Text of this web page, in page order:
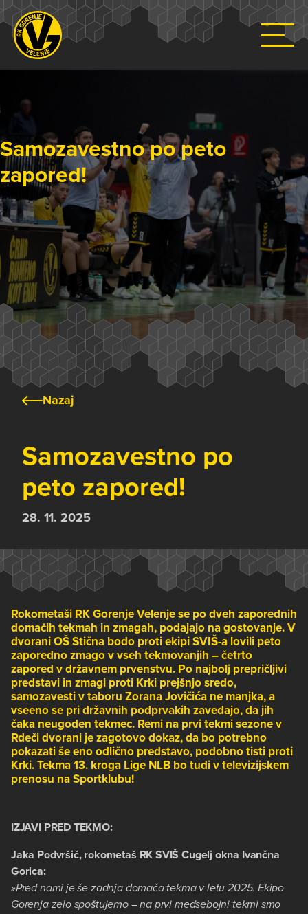
Samozavestno po peto
zapored!
Nazaj
Samozavestno po
peto zapored!
28. 11. 2025
Rokometaši RK Gorenje Velenje se po dveh zaporednih
domačih tekmah in zmagah, podajajo na gostovanje. V
dvorani OŠ Stična bodo proti ekipi SVIŠ-a lovili peto
zaporedno zmago v vseh tekmovanjih – četrto
zapored v državnem prvenstvu. Po najbolj prepričljivi
predstavi in zmagi proti Krki prejšnjo sredo,
samozavesti v taboru Zorana Jovičića ne manjka, a
vseeno se pri državnih podprvakih zavedajo, da jih
čaka neugoden tekmec. Remi na prvi tekmi sezone v
Rdeči dvorani je zagotovo dokaz, da bo potrebno
pokazati še eno odlično predstavo, podobno tisti proti
Krki. Tekma 13. kroga Lige NLB bo tudi v televizijskem
prenosu na Sportklubu!
IZJAVI PRED TEKMO:
Jaka Podvršič, rokometaš RK SVIŠ Cugelj okna Ivančna
Gorica:
»Pred nami je še zadnja domača tekma v letu 2025. Ekipo
Gorenja zelo spoštujemo – na prvi medsebojni tekmi smo